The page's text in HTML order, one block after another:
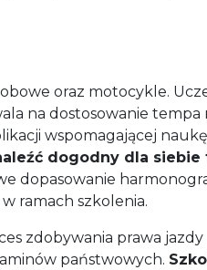
oraz motocykle.
na dostosowanie tempa
wspomagającej
dogodny dla siebie
dopasowanie
ramach szkolenia.
zdobywania prawa jazdy
państwowych.